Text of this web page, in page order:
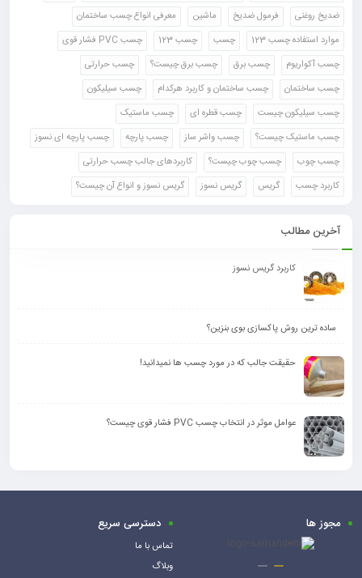
ضدیخ روغنی
فرمول ضدیخ ماشین
معرفی انواع چسب ساختمان
موارد استفاده چسب 123
چسب چسب 123
چسب PVC فشار قوی
چسب آکواریوم
چسب برق چسب برق چیست؟
چسب حرارتی
چسب ساختمان
چسب ساختمان و کاربرد هرکدام
چسب سیلیکون
چسب سیلیکون چیست
چسب قطره ای
چسب ماستیک
چسب ماستیک چیست؟
چسب واشر ساز چسب پارچه
چسب پارچه ای نسوز
چسب چوب
چسب چوب چیست؟
کاربردهای جالب چسب حرارتی
کاربرد چسب
گریس گریس نسوز گریس نسوز و انواع آن چیست؟
آخرین مطالب
کاربرد گریس نسوز
ساده ترین روش پاکسازی بوی بنزین؟
حقیقت جالب که در مورد چسب ها نمیدانید!
عوامل موثر در انتخاب چسب PVC فشار قوی چیست؟
مجوز ها دسترسی سریع
تماس با ما
وبلاگ